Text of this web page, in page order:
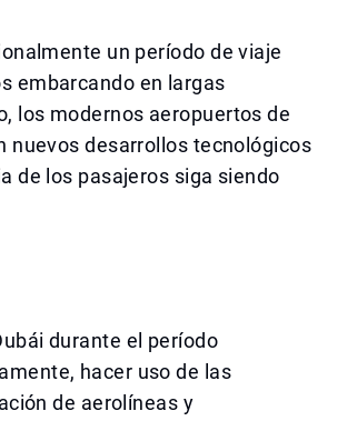
un período de viaje
embarcando en largas
los modernos aeropuertos de
nuevos desarrollos tecnológicos
de los pasajeros siga siendo
durante el período
hacer uso de las
de aerolíneas y